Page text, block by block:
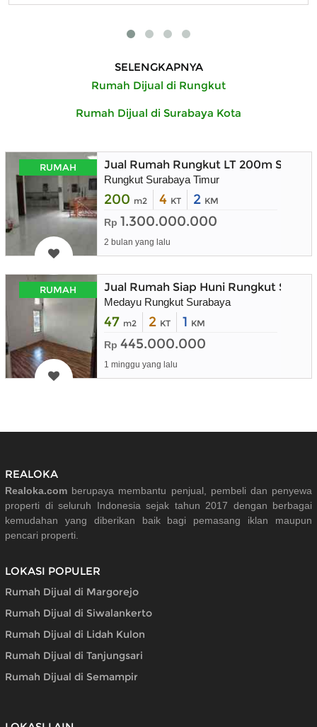
SELENGKAPNYA
Rumah Dijual di Rungkut
Rumah Dijual di Surabaya Kota
RUMAH Jual Rumah Rungkut LT 200m
Rungkut Surabaya Timur
200 m2 4 KT 2 KM
Rp 1.300.000.000
2 bulan yang lalu
RUMAH Jual Rumah Siap Huni Rungkut
Medayu Rungkut Surabaya
47 m2 2 KT 1 KM
Rp 445.000.000
1 minggu yang lalu
REALOKA
Realoka.com berupaya membantu penjual, pembeli dan penyewa
properti di seluruh Indonesia sejak tahun 2017 dengan berbagai
kemudahan yang diberikan baik bagi pemasang iklan maupun
pencari properti.
LOKASI POPULER
Rumah Dijual di Margorejo
Rumah Dijual di Siwalankerto
Rumah Dijual di Lidah Kulon
Rumah Dijual di Tanjungsari
Rumah Dijual di Semampir